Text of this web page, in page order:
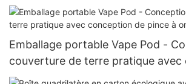
Emballage portable Vape Pod -
couverture de terre pratique avec
pince à ongles